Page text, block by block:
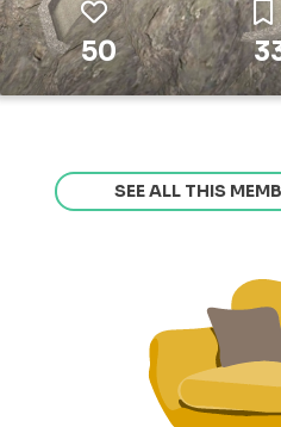
50
SEE ALL THIS